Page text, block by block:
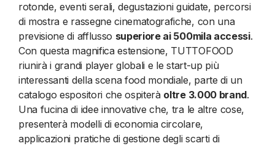
rotonde, eventi serali, degustazioni guidate, percorsi
di mostra e rassegne cinematografiche, con una
previsione di afflusso superiore ai 500mila accessi.
Con questa magnifica estensione, TUTTOFOOD
riunirà i grandi player globali e le start-up più
interessanti della scena food mondiale, parte di un
catalogo espositori che ospiterà oltre 3.000 brand.
Una fucina di idee innovative che, tra le altre cose,
presenterà modelli di economia circolare,
applicazioni pratiche di gestione degli scarti di